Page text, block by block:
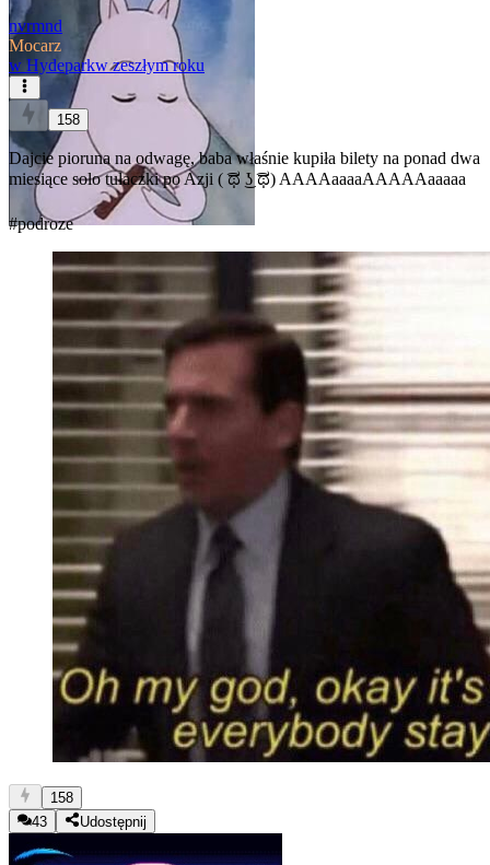
nvrmnd
Mocarz
w Hydeparkw zeszłym roku
158
Dajcie pioruna na odwagę, baba właśnie kupiła bilety na ponad dwa
miesiące solo tułaczki po Azji ( ͡ಥ ͜ʖ ͡ಥ) AAAAaaaaAAAAAaaaaa
#podroze
158
43
Udostępnij